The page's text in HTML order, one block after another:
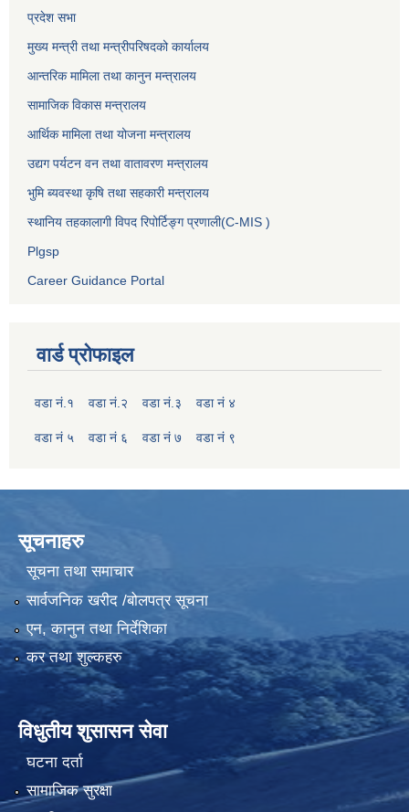
प्रदेश सभा
मुख्य मन्त्री तथा मन्त्रीपरिषदको कार्यालय
आन्तरिक मामिला तथा कानुन मन्त्रालय
सामाजिक विकास मन्त्रालय
आर्थिक मामिला तथा योजना मन्त्रालय
उद्यग पर्यटन वन तथा वातावरण मन्त्रालय
भुमि ब्यवस्था कृषि तथा सहकारी मन्त्रालय
स्थानिय तहकालागी विपद रिपोर्टिङ्ग प्रणाली(C-MIS )
Plgsp
Career Guidance Portal
वार्ड प्रोफाइल
वडा नं.१ वडा नं.२ वडा नं.३ वडा नं ४
वडा नं ५ वडा नं ६ वडा नं ७ वडा नं ९
सूचनाहरु
सूचना तथा समाचार
सार्वजनिक खरीद /बोलपत्र सूचना
एन, कानुन तथा निर्देशिका
कर तथा शुल्कहरु
विधुतीय शुसासन सेवा
घटना दर्ता
सामाजिक सुरक्षा